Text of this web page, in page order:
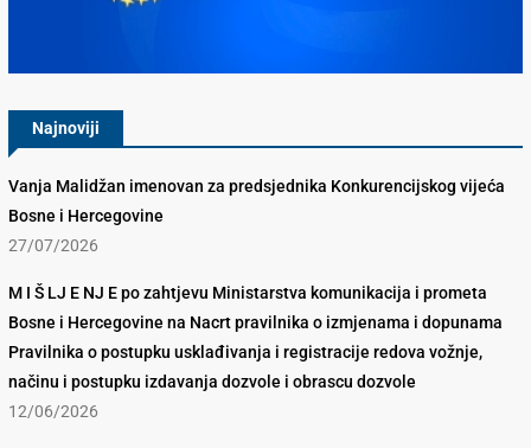
Najnoviji
Vanja Malidžan imenovan za predsjednika Konkurencijskog vijeća
Bosne i Hercegovine
27/07/2026
M I Š LJ E NJ E po zahtjevu Ministarstva komunikacija i prometa
Bosne i Hercegovine na Nacrt pravilnika o izmjenama i dopunama
Pravilnika o postupku usklađivanja i registracije redova vožnje,
načinu i postupku izdavanja dozvole i obrascu dozvole
12/06/2026